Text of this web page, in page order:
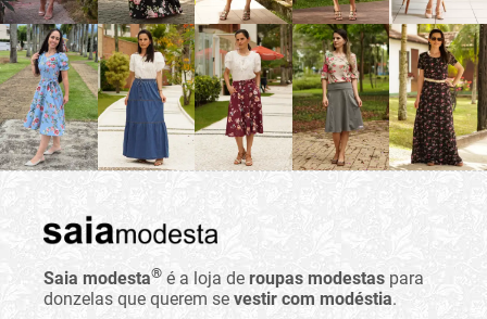
Saia modesta® é a loja de roupas modestas para
donzelas que querem se vestir com modéstia.